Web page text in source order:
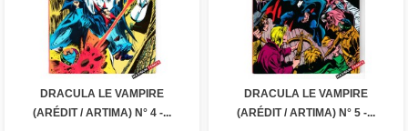
DRACULA LE VAMPIRE
(ARÉDIT / ARTIMA) N° 4 -...
DRACULA LE VAMPIRE
(ARÉDIT / ARTIMA) N° 5 -...